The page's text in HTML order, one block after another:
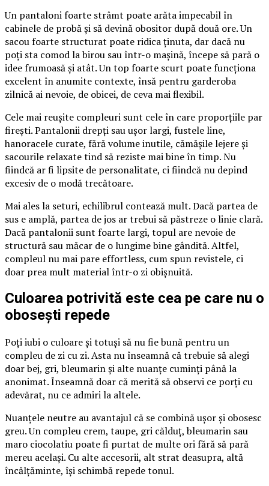
Un pantaloni foarte strâmt poate arăta impecabil în
cabinele de probă și să devină obositor după două ore. Un
sacou foarte structurat poate ridica ținuta, dar dacă nu
poți sta comod la birou sau într-o mașină, începe să pară o
idee frumoasă și atât. Un top foarte scurt poate funcționa
excelent în anumite contexte, însă pentru garderoba
zilnică ai nevoie, de obicei, de ceva mai flexibil.
Cele mai reușite compleuri sunt cele în care proporțiile par
firești. Pantalonii drepți sau ușor largi, fustele line,
hanoracele curate, fără volume inutile, cămășile lejere și
sacourile relaxate tind să reziste mai bine în timp. Nu
fiindcă ar fi lipsite de personalitate, ci fiindcă nu depind
excesiv de o modă trecătoare.
Mai ales la seturi, echilibrul contează mult. Dacă partea de
sus e amplă, partea de jos ar trebui să păstreze o linie clară.
Dacă pantalonii sunt foarte largi, topul are nevoie de
structură sau măcar de o lungime bine gândită. Altfel,
compleul nu mai pare effortless, cum spun revistele, ci
doar prea mult material într-o zi obișnuită.
Culoarea potrivită este cea pe care nu o
obosești repede
Poți iubi o culoare și totuși să nu fie bună pentru un
compleu de zi cu zi. Asta nu înseamnă că trebuie să alegi
doar bej, gri, bleumarin și alte nuanțe cuminți până la
anonimat. Înseamnă doar că merită să observi ce porți cu
adevărat, nu ce admiri la altele.
Nuanțele neutre au avantajul că se combină ușor și obosesc
greu. Un compleu crem, taupe, gri călduț, bleumarin sau
maro ciocolatiu poate fi purtat de multe ori fără să pară
mereu același. Cu alte accesorii, alt strat deasupra, altă
încălțăminte, își schimbă repede tonul.